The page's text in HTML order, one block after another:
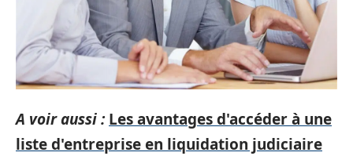
A voir aussi : Les avantages d'accéder à une
liste d'entreprise en liquidation judiciaire